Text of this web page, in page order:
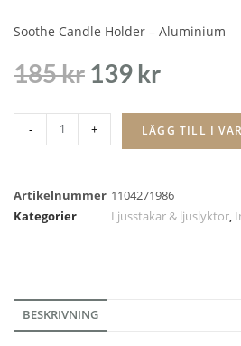
Soothe Candle Holder – Aluminium
185kr 139 kr
- + LÄGG TILL I
Artikelnummer 1104271986
Kategorier
Ljusstakar & ljuslyktor,
BESKRIVNING